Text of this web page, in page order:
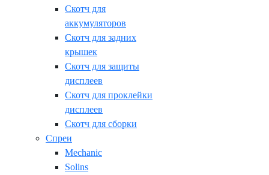
Скотч для
аккумуляторов
Скотч для задних
крышек
Скотч для защиты
дисплеев
Скотч для проклейки
дисплеев
Скотч для сборки
Спреи
Mechanic
Solins